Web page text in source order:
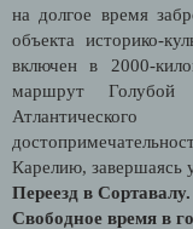
на долгое время
объекта историко-
включен в 2000-
маршрут
Карелию, завершаясь
Переезд в Сортавалу.
Свободное время в